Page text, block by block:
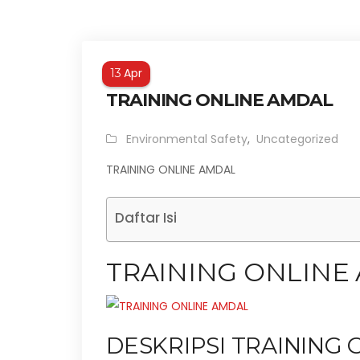
13Apr
TRAINING ONLINE AMDAL
Environmental Safety, Uncategorized
TRAINING ONLINE AMDAL
Daftar Isi
TRAINING ONLINE
DESKRIPSI TRAINING